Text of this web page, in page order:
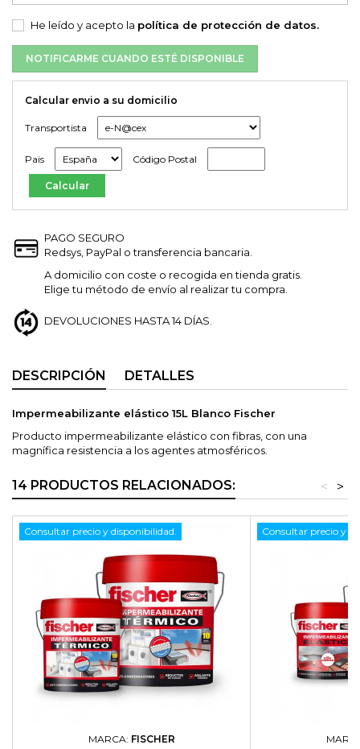
He leído y acepto la política de protección de datos.
NOTIFICARME CUANDO ESTÉ DISPONIBLE
Calcular envio a su domicilio
Transportista
Pais Código Postal
PAGO SEGURO
Redsys, PayPal o transferencia bancaria.
A domicilio con coste o recogida en tienda gratis.
Elige tu método de envío al realizar tu compra.
DEVOLUCIONES HASTA 14 DÍAS.
DESCRIPCIÓN DETALLES
Impermeabilizante elástico 15L Blanco Fischer
Producto impermeabilizante elástico con fibras, con una
magnífica resistencia a los agentes atmosféricos.
14 PRODUCTOS RELACIONADOS: >
<
Consultar precio y disponibilidad.
MARCA: FISCHER
Consultar precio y